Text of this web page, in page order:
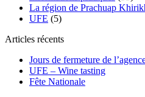
La région de Prachuap
UFE (5)
Articles récents
Jours de fermeture de
UFE – Wine tasting
Fête Nationale